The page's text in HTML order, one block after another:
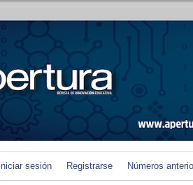
Iniciar sesión Registrarse Números